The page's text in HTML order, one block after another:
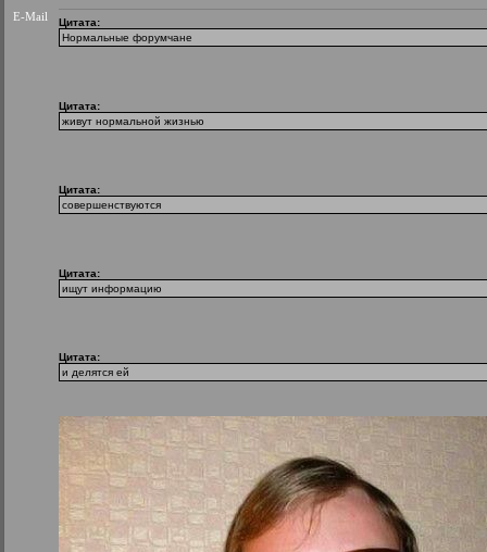
E-Mail
Цитата:
Нормальные форумчане
Цитата:
живут нормальной жизнью
Цитата:
совершенствуются
Цитата:
ищут информацию
Цитата:
и делятся ей